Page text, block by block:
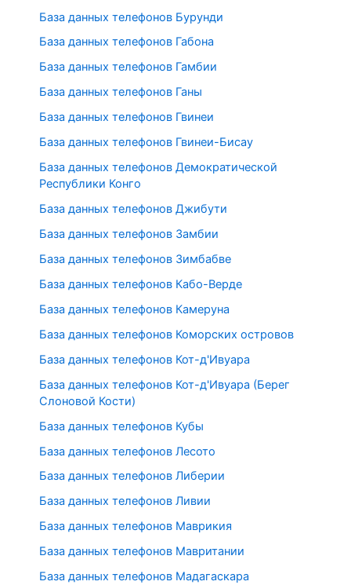
База данных телефонов Бурунди
База данных телефонов Габона
База данных телефонов Гамбии
База данных телефонов Ганы
База данных телефонов Гвинеи
База данных телефонов Гвинеи-Бисау
База данных телефонов Демократической
Республики Конго
База данных телефонов Джибути
База данных телефонов Замбии
База данных телефонов Зимбабве
База данных телефонов Кабо-Верде
База данных телефонов Камеруна
База данных телефонов Коморских островов
База данных телефонов Кот-д'Ивуара
База данных телефонов Кот-д'Ивуара (Берег
Слоновой Кости)
База данных телефонов Кубы
База данных телефонов Лесото
База данных телефонов Либерии
База данных телефонов Ливии
База данных телефонов Маврикия
База данных телефонов Мавритании
База данных телефонов Мадагаскара